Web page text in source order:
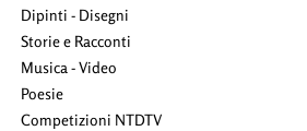
Dipinti - Disegni
Storie e Racconti
Musica - Video
Poesie
Competizioni NTDTV